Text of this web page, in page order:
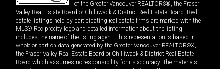
of the Greater Vancouver REALTORS®, the Fraser
Valley Real Estate Board or Chilliwack & District Real Estate Board. Real
estate listings held by participating real estate firms are marked with the
MLS® Reciprocity logo and detailed information about the listing
includes the name of the listing agent. This representation is based in
whole or part on data generated by the Greater Vancouver REALTORS®,
the Fraser Valley Real Estate Board or Chilliwack & District Real Estate
Board which assumes no responsibility for its accuracy. The materials